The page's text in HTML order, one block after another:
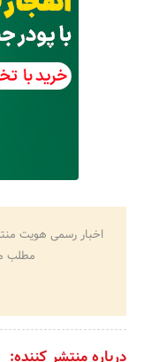
اخبار رسمی هویت
مطلب
درباره منتشر کننده: